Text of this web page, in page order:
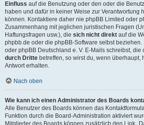
Einfluss auf die Benutzung oder den oder die
haben und dafür in keiner Weise zur Verantwortung
können. Kontaktiere daher nie phpBB Limited oder
Zusammenhang mit jeglichen juristischen Fragen
Haftungsfragen usw.), die sich nicht direkt auf die
phpbb.de oder die phpBB-Software selbst beziehen.
oder phpBB Deutschland e. V. E-Mails schreibst, die
durch Dritte betreffen, so wirst du, wenn überhaupt,
Antwort erhalten.
Nach oben
Wie kann ich einen Administrator des Boards
Alle Benutzer des Boards können das
Funktion durch die Board-Administration aktiviert
Mitglieder des Boards können zusätzlich den Link